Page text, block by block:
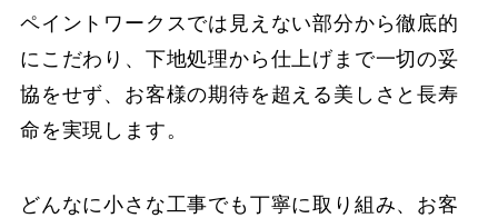
ペイントワークスでは見えない部分から徹底的
にこだわり、下地処理から仕上げまで一切の妥
協をせず、お客様の期待を超える美しさと長寿
命を実現します。
どんなに小さな工事でも丁寧に取り組み、お客